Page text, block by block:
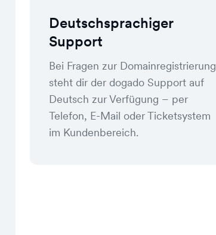
Deutschsprachiger
Support
Bei Fragen zur Domainregistrierung
steht dir der dogado Support auf
Deutsch zur Verfügung – per
Telefon, E-Mail oder Ticketsystem
im Kundenbereich.